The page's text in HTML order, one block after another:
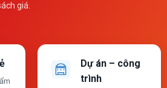
giá.
Dự án – công
trình